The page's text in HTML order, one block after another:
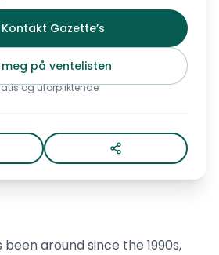
Kontakt Gazette’s
meg på ventelisten
og uforpliktende
around since the 1990s,